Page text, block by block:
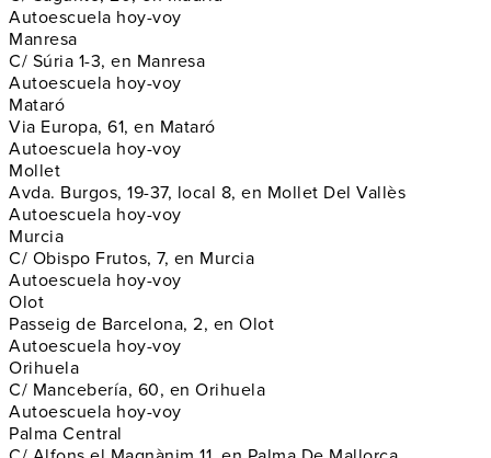
Autoescuela hoy-voy
Manresa
C/ Súria 1-3, en Manresa
Autoescuela hoy-voy
Mataró
Via Europa, 61, en Mataró
Autoescuela hoy-voy
Mollet
Avda. Burgos, 19-37, local 8, en Mollet Del Vallès
Autoescuela hoy-voy
Murcia
C/ Obispo Frutos, 7, en Murcia
Autoescuela hoy-voy
Olot
Passeig de Barcelona, 2, en Olot
Autoescuela hoy-voy
Orihuela
C/ Mancebería, 60, en Orihuela
Autoescuela hoy-voy
Palma Central